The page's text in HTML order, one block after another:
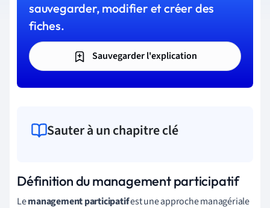
sauvegarder, modifier et créer des
fiches.
Sauvegarder l'explication
Sauter à un chapitre clé
Définition du management participatif
Lemanagement participatifest une approche managériale